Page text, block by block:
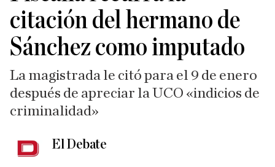
citación del hermano de
Sánchez como imputado
La magistrada le citó para el 9 de enero
después de apreciar la UCO «indicios de
criminalidad»
El Debate